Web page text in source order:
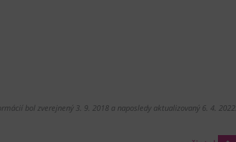
bol zverejnený 3. 9. 2018 a naposledy aktualizovaný 6. 4. 2022.